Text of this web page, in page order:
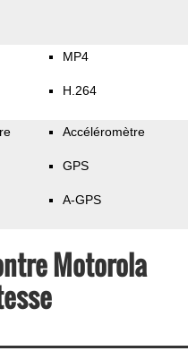
MP4
H.264
Accéléromètre
GPS
A-GPS
Motorola